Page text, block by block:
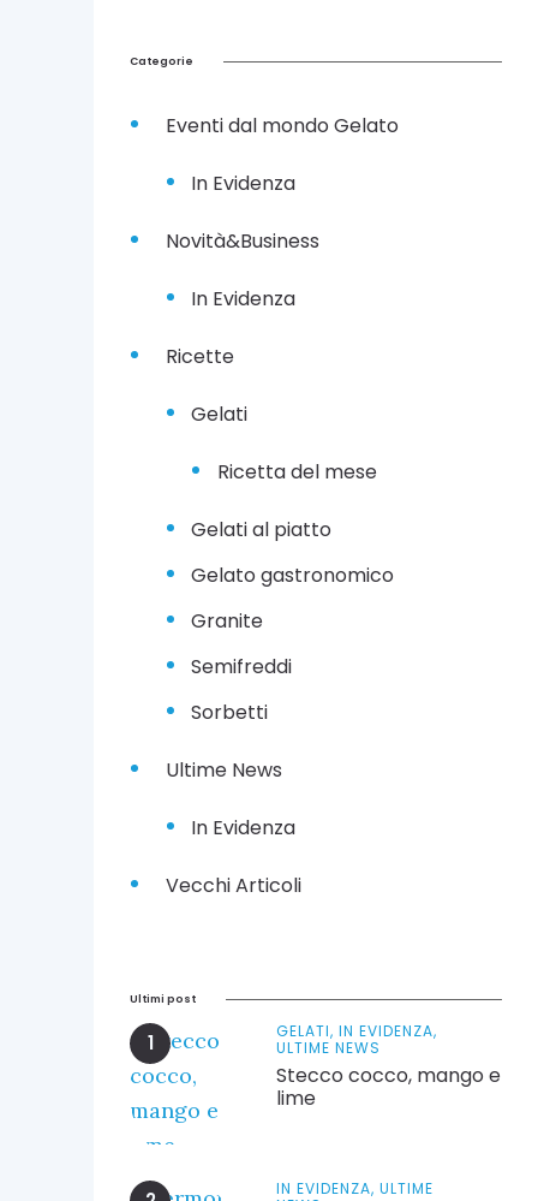
Categorie
Eventi dal mondo Gelato
In Evidenza
Novità&Business
In Evidenza
Ricette
Gelati
Ricetta del mese
Gelati al piatto
Gelato gastronomico
Granite
Semifreddi
Sorbetti
Ultime News
In Evidenza
Vecchi Articoli
Ultimi post
GELATI, IN EVIDENZA,
ULTIME NEWS
Stecco cocco, mango e
lime
IN EVIDENZA, ULTIME